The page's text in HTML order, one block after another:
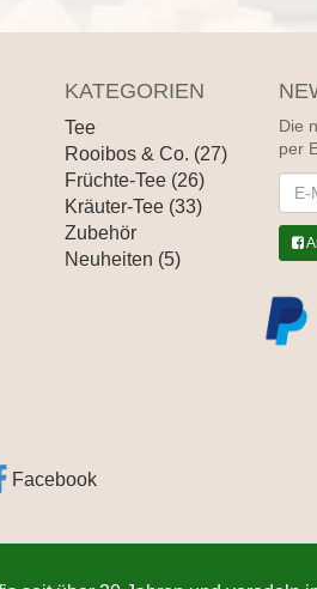
KATEGORIEN
Tee
Rooibos & Co. (27)
Früchte-Tee (26)
Kräuter-Tee (33)
Zubehör
Neuheiten (5)
Die
per
Facebook